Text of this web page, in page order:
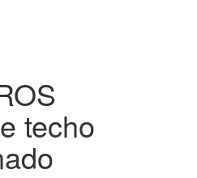
techo